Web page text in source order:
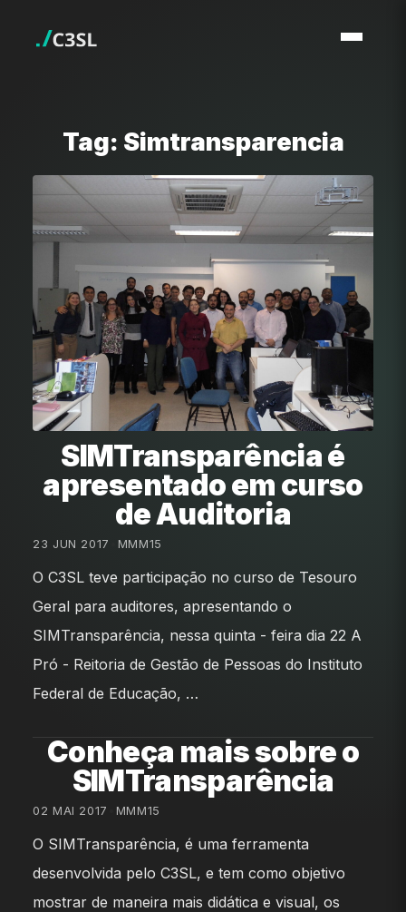
Tag: Simtransparencia
SIMTransparência é
apresentado em curso
de Auditoria
23 JUN 2017 MMM15
O C3SL teve participação no curso de Tesouro
Geral para auditores, apresentando o
SIMTransparência, nessa quinta - feira dia 22 A
Pró - Reitoria de Gestão de Pessoas do Instituto
Federal de Educação, …
Conheça mais sobre o
SIMTransparência
02 MAI 2017 MMM15
O SIMTransparência, é uma ferramenta
desenvolvida pelo C3SL, e tem como objetivo
mostrar de maneira mais didática e visual, os